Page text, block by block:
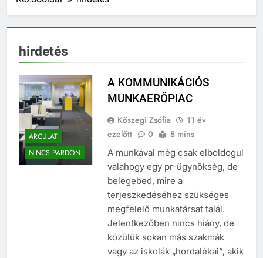
hirdetés
ARCULAT
NINCS PARDON
A KOMMUNIKÁCIÓS
MUNKAERŐPIAC
Kőszegi Zsófia
11 év
ezelőtt
0 8 mins
A munkával még csak elboldogul
valahogy egy pr-ügynökség, de
belegebed, mire a
terjeszkedéséhez szükséges
megfelelő munkatársat talál.
Jelentkezőben nincs hiány, de
közülük sokan más szakmák
vagy az iskolák „hordalékai”, akik